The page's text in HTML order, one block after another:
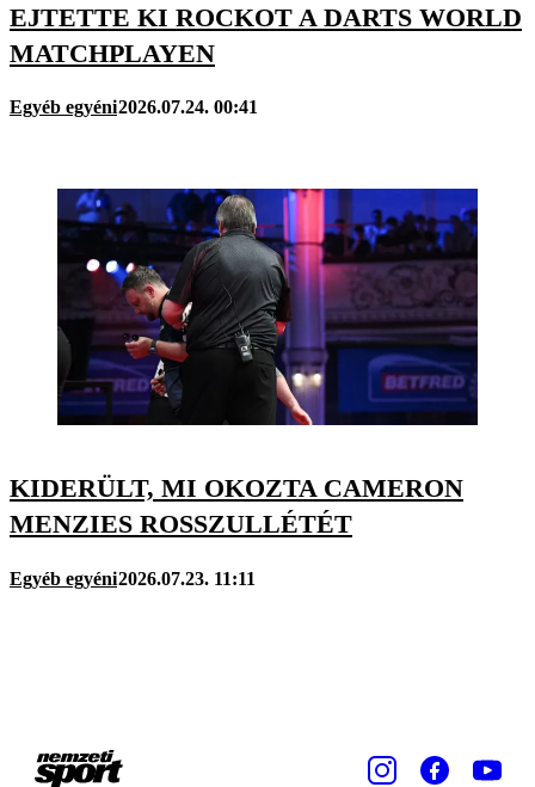
EJTETTE KI ROCKOT A DARTS WORLD
MATCHPLAYEN
Egyéb egyéni2026.07.24. 00:41
KIDERÜLT, MI OKOZTA CAMERON
MENZIES ROSSZULLÉTÉT
Egyéb egyéni2026.07.23. 11:11